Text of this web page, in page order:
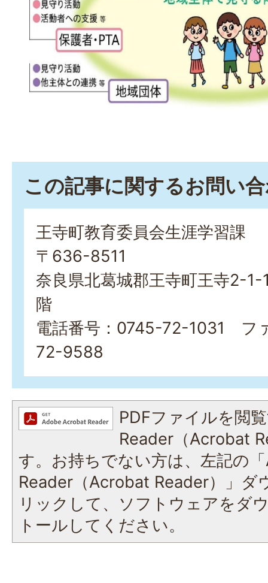
この記事に関するお問い
王寺町教育委員会生涯学習課
〒636-8511
奈良県北葛城郡王寺町王寺2-
階
電話番号：0745-72-1031 フ
72-9588
PDFファイルを閲
Reader（Acrobat
す。お持ちでない方は、左記の
Reader（Acrobat Reader）」ダ
リックして、ソフトウェアをダ
トールしてください。